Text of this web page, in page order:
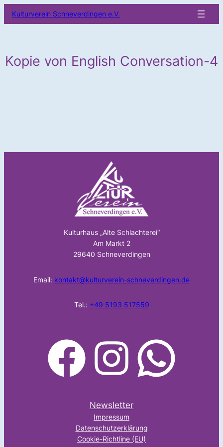
Inhalt
Kulturverein Schneverdingen e.V.
Kopie von English Conversation-4
Kulturhaus „Alte Schlachterei“
Am Markt 2
29640 Schneverdingen
Email: kontakt@kulturverein-schneverdingen.de
Tel.: +49 5193 517559
facebook Instagram WhatsApp
Newsletter
Impressum
Datenschutzerklärung
Cookie-Richtline (EU)